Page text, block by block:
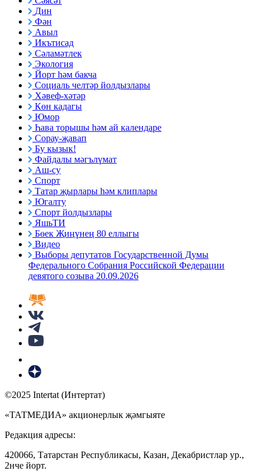
Дин
Фән
Авыл
Икътисад
Сәламәтлек
Экология
Йорт һәм бакча
Социаль челтәр йолдызлары
Хәвеф-хәтәр
Көн кадагы
Юмор
Һава торышы һәм ай календаре
Сорау-җавап
Бу кызык!
Файдалы мәгълүмат
Аш-су
Спорт
Татар җырлары һәм клиплары
Югалту
Спорт йолдызлары
ЯшьТИ
Бөек Җиңүнең 80 еллыгы
Видео
Выборы депутатов Государственной Думы
Федерального Собрания Российской Федерации
девятого созыва 20.09.2026
©2025 Intertat (Интертат)
«ТАТМЕДИА» акционерлык җәмгыяте
Редакция адресы:
420066, Татарстан Республикасы, Казан, Декабристлар ур.,
2нче йорт.